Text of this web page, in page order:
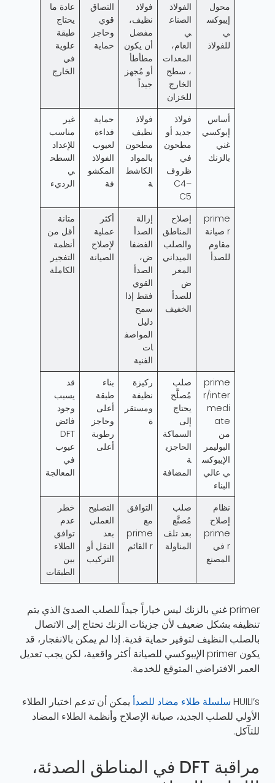
محول
إيبوكس
ي
للفولاذ
الفولاذ
الصناع
ي
العام،
المعدات
، سطح
الخارج
للخزان
فولاذ
نظيف،
مفضل
أن يكون
مطأطأ
أو مُجهز
جيداً
التصاق
قوي
وحاجز
حماية
عادة ما
يحتاج
طبقة
علوية
في
الخارج
أساس
إبوكسي
غني
بالزنك
فولاذ
جديد أو
مطحون
في
ظروف
C4–
C5
فولاذ
نظيف
مطحون
بالمواد
الكاشط
ة
حماية
فداءة
لعيوب
الفولاذ
المكشو
فة
غير
مناسب
للإعداد
السطح
ي
الرديء
prime
r صيانة
مقاوم
للصدأ
إصلاح
المناطق
والصلب
الميداني
المعر
ض
للصدأ
الخفيف
إزالة
الصدأ
الفضفا
ض،
الصدأ
القوي
فقط إذا
سمح
دليل
المواصف
ات
الفنية
أكثر
عملية
لإصلاح
الصيانة
متانة
أقل من
أنظمة
التفجير
الكاملة
prime
r/inter
medi
ate
من
البوليمر
الإيبوكس
ي عالي
البناء
صلب
مُصلَّح
يحتاج
إلى
السماكة
الحاجزي
ة
المضافة
ركيزة
نظيفة
ومستقر
ة
بناء
طبقة
أعلى
وحاجز
رطوبة
أعلى
قد
يسبب
وجود
فائض
DFT
عيوب
في
المعالجة
نظام
إصلاح
prime
r في
المصنع
صلب
مُصنَّع
بعد تلف
المناولة
التوافق
مع
prime
r القائم
التصليح
العملي
بعد
النقل أو
التركيب
خطر
عدم
توافق
الطلاء
بين
الطبقات
primer غني بالزنك ليس خياراً جيداً للصلب الصدئ الذي يتم
تنظيفه بشكل ضعيف لأن جزيئات الزنك تحتاج إلى الاتصال
بالصلب النظيف لتوفير حماية فدية. إذا لم يمكن بالانفجار، قد
يكون primer الإيبوكسي للصيانة أكثر واقعية، لكن يجب تعديل
العمر الافتراضي المتوقع للخدمة.
HUILI’s سلسلة طلاء مضاد للصدأ يمكن أن تدعم اختيار الطلاء
الأولي للصلب الجديد، صيانة الإصلاح وأنظمة الطلاء المضاد
للتآكل.
مراقبة DFT في المناطق الصدئة،